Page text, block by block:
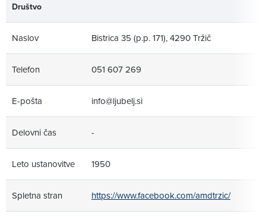
Društvo
Naslov Bistrica 35 (p.p. 171), 4290 Tržič
Telefon 051 607 269
E-pošta info@ljubelj.si
Delovni čas -
Leto ustanovitve 1950
Spletna stran https://www.facebook.com/amdtrzic/